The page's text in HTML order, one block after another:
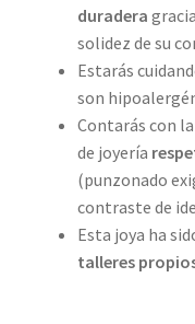
duradera
solidez de su
Estarás
son
Contarás con
de joyería
(punzonado
contraste de
Esta joya ha
talleres